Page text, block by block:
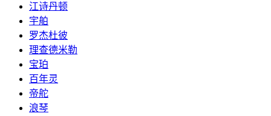
江诗丹顿
宇舶
罗杰杜彼
理查德米勒
宝珀
百年灵
帝舵
浪琴